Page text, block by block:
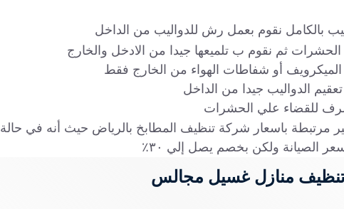
بالكامل نقوم بعمل رش للدواليب من الداخل
الحشرات ثم نقوم ب تلميعها جيدا من الادخل والخارج
أو شفاطات الهواء من الخارج فقط
الدواليب جيدا من الداخل
للقضاء علي الحشرات
غير مرتبطة باسعار شركة تنظيف المطابخ بالرياض حيث أنه في حالة
الصيانة ولكن بخصم يصل إلي ٣٠٪